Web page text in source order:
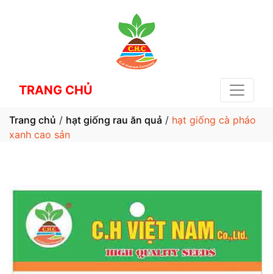
TRANG CHỦ
Trang chủ / hạt giống rau ăn quả / hạt giống cà pháo
xanh cao sản